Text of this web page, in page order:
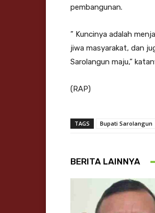
pembangunan.
” Kuncinya adalah
jiwa masyarakat, dan
Sarolangun maju,”
(RAP)
TAGS Bupati Sarolangun
BERITA LAINNYA